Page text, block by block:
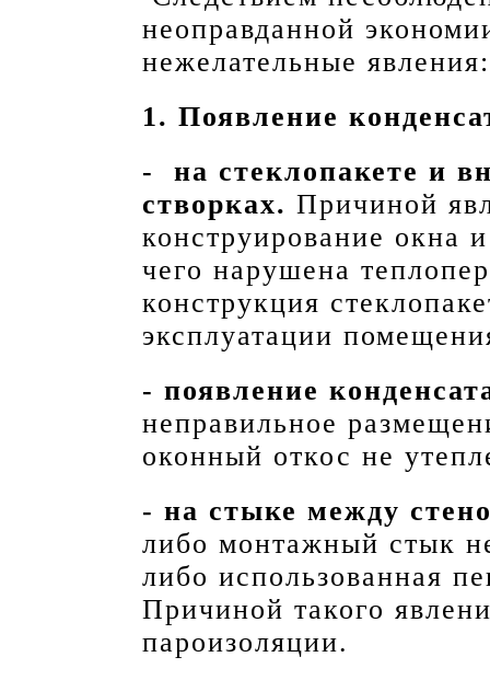
неоправданной
нежелательные явления:
1. Появление
- на стеклопакете и
створках. Причиной
конструирование окна
чего нарушена
конструкция
эксплуатации
- появление
неправильное
оконный откос не
- на стыке между
либо монтажный стык
либо использованная
Причиной такого
пароизоляции.